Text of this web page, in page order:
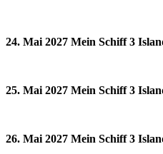
24. Mai 2027 Mein Schiff 3
25. Mai 2027 Mein Schiff 3
26. Mai 2027 Mein Schiff 3